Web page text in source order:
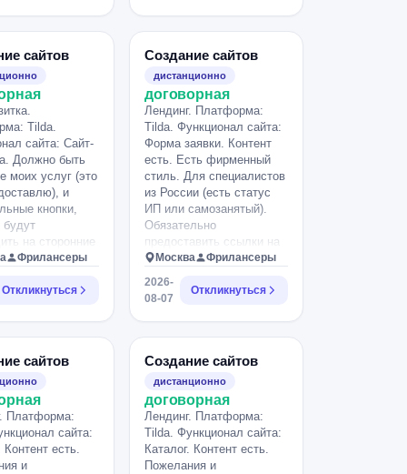
цвета, скоро
фотосессии.
коллекция, 8
шорты,
манишка),
графит,
только
линейка
позже). Каталог
размера/
— либо
либо
корзина
договоримся, хороший
дизайн и функционал,
соответственно и работа
соотвественно.
сайтов
Tilda.
сайта: Сайт-
Должно быть
моих услуг (это
и
кнопки,
будут
на сторонние
для
и записи
и тд).
Фрилансеры
Откликнуться
Создание сайтов
дистанционно
договорная
Лендинг. Платформа:
Tilda. Функционал сайта:
Форма заявки. Контент
есть. Есть фирменный
стиль. Для специалистов
из России (есть статус
ИП или самозанятый).
Обязательно
предоставить ссылки на
свои кейсы (сайты
мероприятий).
Москва
Фрилансеры
2026-
08-07
Откликнуться
сайтов
Платформа:
сайта:
Контент есть.
и
Создание сайтов
дистанционно
договорная
Лендинг. Платформа:
Tilda. Функционал сайта:
Каталог. Контент есть.
Пожелания и